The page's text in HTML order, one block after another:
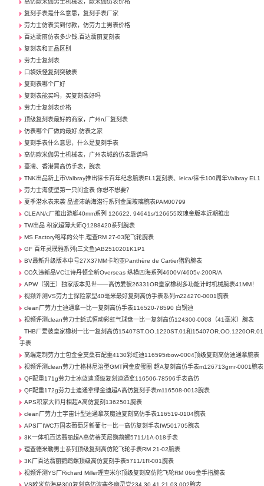
高仿欧米伽男士机械表，欧米伽仿表价格
复刻手表是什么意思，复刻手表厂家
劳力士仿表货到付款，仿劳力士男表价格
百达翡丽仿表多少钱,百达翡丽复刻表
复刻表和正品区别
劳力士复刻表
口袋妖怪复刻突破表
复刻表哪个厂好
复刻表能买吗，买复刻表好吗
劳力士复刻表价格
顶级复刻表最好的商家，广州n厂复刻表
仿表哪个厂做的最好,仿表之家
复刻手表什么意思，什么是复刻手表
高仿欧米伽男士机械表，广州表城的仿表靠谱吗
臺灣、香港買高仿手表，腕表
TNK出品新上市Valbray推出徕卡百年纪念腕表EL1复刻表、leica/徕卡100周年Valbray EL1
劳力士海使型第一只间金表 你想不想要？
夏季潜水表来袭 品鉴沛纳海潜行系列金属玻璃腕表PAM00799
CLEAN/c厂推出游艇40mm系列 126622. 94641s/126655玫瑰金版本近期推出
TW出品 积家超薄大师Q1288420系列腕表
MS Factory咆哮的公牛,理查RM 27-03陀飞轮腕表
GF 百年灵璞雅系列(三文鱼)AB2510201K1P1
BV最新升级版本中号27X37MM卡地亚Panthère de Cartier猎豹腕表
CC久违新品VC江诗丹顿全新Overseas 纵横四海系列4600V/4605v-200R/A
APW（钢王）独家版本见世——高仿爱彼26331OR皇家橡树多功能计时机械腕表41MM！
视频评测VS劳力士探险家型40毫米最好复刻高仿手表系列m224270-0001腕表
clean厂劳力士迪通拿一比一复刻高仿手表116520-78590 白钢迪
视频评测clean劳力士蚝式恒动彩虹气球盘一比一复刻高仿124300-0008（41毫米）腕表
THB厂爱彼皇家橡树一比一复刻高仿15407ST.OO.1220ST.01和15407OR.OO.1220OR.01
手表
高端定制劳力士包金全莫桑石配重4130彩虹迪116595rbow-0004顶级复刻高仿迪通拿腕表
视频评测clean劳力士格林尼治型GMT间金皮蛋圈 超A复刻高仿手表m126713grnr-0001腕表
QF配重171g劳力士冰蓝迪顶级复刻迪通拿116506-78596手表高仿
QF配重172g劳力士迪通拿绿金迪超A高仿复刻手表m116508-0013腕表
APS积家大师月相超A高仿复刻1362501腕表
clean厂劳力士宇宙计型迪通拿灰魔迪复刻高仿手表116519-0104腕表
APS厂IWC万国表葡萄牙新葡七一比一高仿复刻手表IW501705腕表
3K一体机百达翡丽超A高仿蒂芙尼鹦鹉螺5711/1A-018手表
理查德米勒男士系列顶级复刻高仿陀飞轮手表RM 21-02腕表
3K厂百达翡丽鹦鹉螺顶级高仿复刻手表5711/1R-001腕表
视频评测YS厂Richard Miller理查米尔顶级复刻高仿陀飞轮RM 066金手指腕表
VS欧米茄海马300复刻高仿波塞冬幽灵党234.30.41.21.03.002腕表